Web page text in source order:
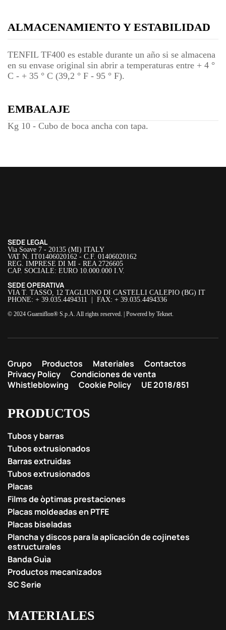
ALMACENAMIENTO Y ESTABILIDAD
TENFIL TF400 es estable durante un año si se almacena
en su envase original sin abrir a temperaturas entre + 4 °
C - + 35 ° C (39,2 ° F - 95 ° F).
EMBALAJE
Kg 10 - Cubo de boca ancha con tapa.
SEDE LEGAL
Via Soave 7 - 20135 (MI) ITALY
VAT N. IT01406020162 - C.F. 01406020162
REG. IMPRESE DI MI - REA 2726605
CAP. SOCIALE: EURO 10.000.000 I.V.
SEDE OPERATIVA
VIA T. TASSO, 12 TAGLIUNO DI CASTELLI CALEPIO (BG) IT
PHONE: + 39.035.4494311 | FAX: + 39.035.4494336
© 2024 Guarniflon® S.p.A. All rights reserved. | Powered by Teknet.
Grupo Productos Materiales
Contactos
Privacy Policy
Condiciones de venta
Whistleblowing
Cookie Policy UE 2018/851
PRODUCTOS
Tubos y barras
Tubos extrusionados
Barras extruidas
Tubos extrusionados
Placas
Films de òptimas prestaciones
Placas moldeadas en PTFE
Placas biseladas
Plancha y discos para la aplicación de cojinetes
estructurales
Banda Guìa
Productos mecanizados
SC Serie
MATERIALES